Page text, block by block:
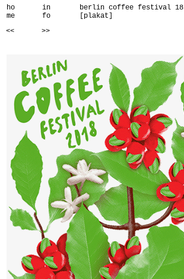
in
fo
ho
me
>>
<<
berlin coffee festival 18
[plakat]